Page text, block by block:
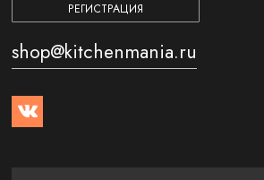
РЕГИСТРАЦИЯ
shop@kitchenmania.ru